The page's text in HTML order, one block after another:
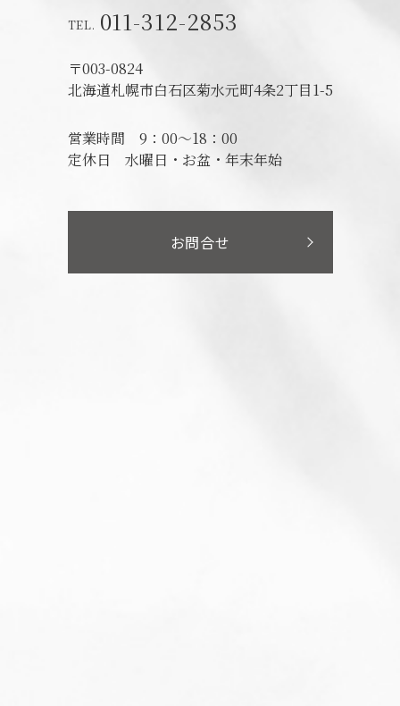
011-312-2853
〒003-0824
北海道札幌市白石区菊水元町4条2丁目1-5
営業時間 9：00～18：00
定休日 水曜日・お盆・年末年始
お問合せ